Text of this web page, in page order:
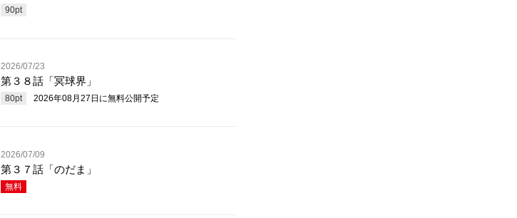
90pt
2026/07/23
第３８話「冥球界」
80pt 2026年08月27日 に無料公開予定
2026/07/09
第３７話「のだま」
無料